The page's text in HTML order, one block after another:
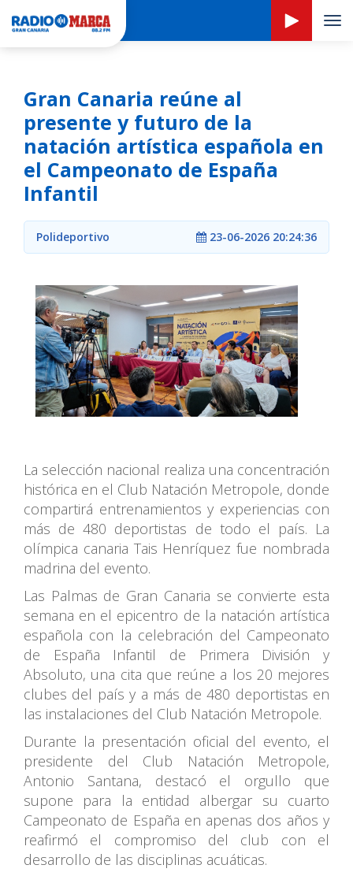
Gran Canaria reúne al
presente y futuro de la
natación artística española en
el Campeonato de España
Infantil
Polideportivo 23-06-2026 20:24:36
La selección nacional realiza una concentración
histórica en el Club Natación Metropole, donde
compartirá entrenamientos y experiencias con
más de 480 deportistas de todo el país. La
olímpica canaria Tais Henríquez fue nombrada
madrina del evento.
Las Palmas de Gran Canaria se convierte esta
semana en el epicentro de la natación artística
española con la celebración del Campeonato
de España Infantil de Primera División y
Absoluto, una cita que reúne a los 20 mejores
clubes del país y a más de 480 deportistas en
las instalaciones del Club Natación Metropole.
Durante la presentación oficial del evento, el
presidente del Club Natación Metropole,
Antonio Santana, destacó el orgullo que
supone para la entidad albergar su cuarto
Campeonato de España en apenas dos años y
reafirmó el compromiso del club con el
desarrollo de las disciplinas acuáticas.